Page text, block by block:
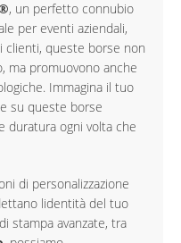
, un perfetto connubio
per eventi aziendali,
clienti, queste borse non
ma promuovono anche
Immagina il tuo
su queste borse
duratura ogni volta che
di personalizzazione
lidentità del tuo
stampa avanzate, tra